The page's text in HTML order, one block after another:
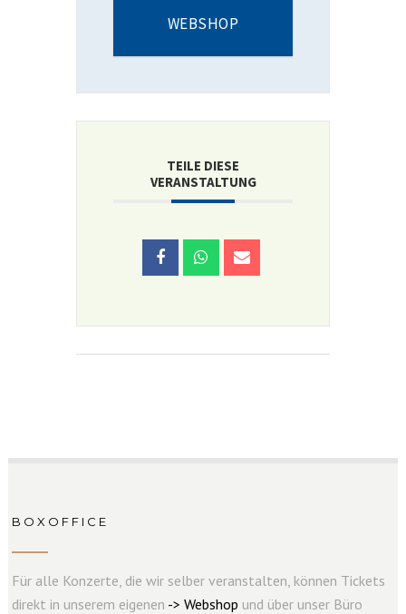
WEBSHOP
TEILE DIESE
VERANSTALTUNG
BOXOFFICE
Für alle Konzerte, die wir selber veranstalten, können Tickets
direkt in unserem eigenen ->Webshop und über unser Büro